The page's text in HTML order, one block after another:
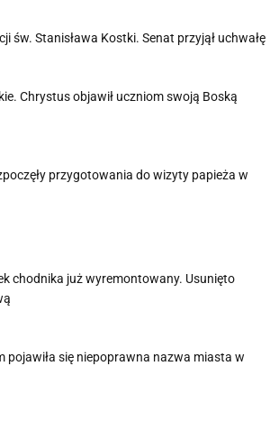
św. Stanisława Kostki. Senat przyjął uchwałę
Chrystus objawił uczniom swoją Boską
przygotowania do wizyty papieża w
chodnika już wyremontowany. Usunięto
pojawiła się niepoprawna nazwa miasta w